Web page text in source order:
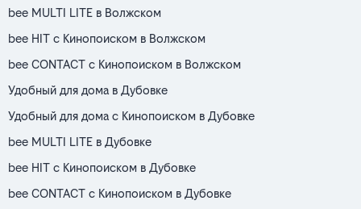
bee MULTI LITE в Волжском
bee HIT с Кинопоиском в Волжском
bee CONTACT с Кинопоиском в Волжском
Удобный для дома в Дубовке
Удобный для дома с Кинопоиском в Дубовке
bee MULTI LITE в Дубовке
bee HIT с Кинопоиском в Дубовке
bee CONTACT с Кинопоиском в Дубовке